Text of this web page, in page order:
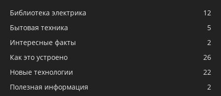
Библиотека электрика
12
Бытовая техника
5
Интересные факты
2
Как это устроено
26
Новые технологии
22
Полезная информация
2